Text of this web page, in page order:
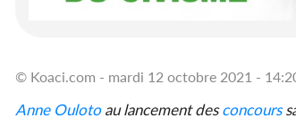
© Koaci.com - mardi 12 octobre 2021 -
Anne Oulotoau lancement desconcours